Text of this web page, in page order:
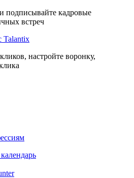
подписывайте кадровые
встреч
Talantix
настройте воронку,